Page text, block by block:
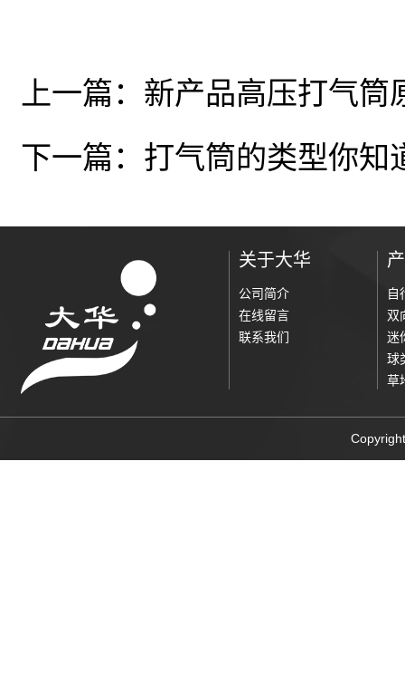
上一篇： 新产品高压打气筒
下一篇： 打气筒的类型你知
关于大华
公司简介
在线留言
联系我们
自
双
迷
球
草